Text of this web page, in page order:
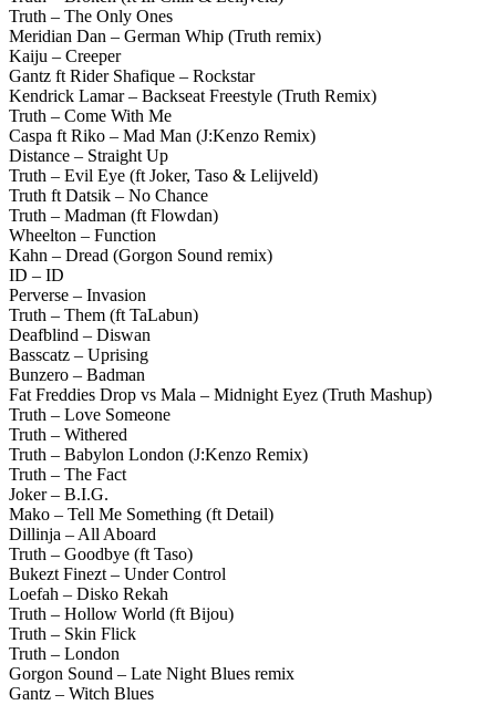
Truth – The Only Ones
Meridian Dan – German Whip (Truth remix)
Kaiju – Creeper
Gantz ft Rider Shafique – Rockstar
Kendrick Lamar – Backseat Freestyle (Truth Remix)
Truth – Come With Me
Caspa ft Riko – Mad Man (J:Kenzo Remix)
Distance – Straight Up
Truth – Evil Eye (ft Joker, Taso & Lelijveld)
Truth ft Datsik – No Chance
Truth – Madman (ft Flowdan)
Wheelton – Function
Kahn – Dread (Gorgon Sound remix)
ID – ID
Perverse – Invasion
Truth – Them (ft TaLabun)
Deafblind – Diswan
Basscatz – Uprising
Bunzero – Badman
Fat Freddies Drop vs Mala – Midnight Eyez (Truth Mashup)
Truth – Love Someone
Truth – Withered
Truth – Babylon London (J:Kenzo Remix)
Truth – The Fact
Joker – B.I.G.
Mako – Tell Me Something (ft Detail)
Dillinja – All Aboard
Truth – Goodbye (ft Taso)
Bukezt Finezt – Under Control
Loefah – Disko Rekah
Truth – Hollow World (ft Bijou)
Truth – Skin Flick
Truth – London
Gorgon Sound – Late Night Blues remix
Gantz – Witch Blues